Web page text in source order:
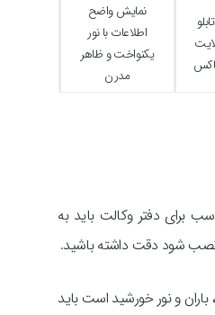
تابلو
نمایش واضح
اطلاعات با نور
یکنواخت و ظاهر
مدرن
برای دفتر وکالت باید به
نصب شود دقت داشته باشید.
باران و نور خورشید است باید